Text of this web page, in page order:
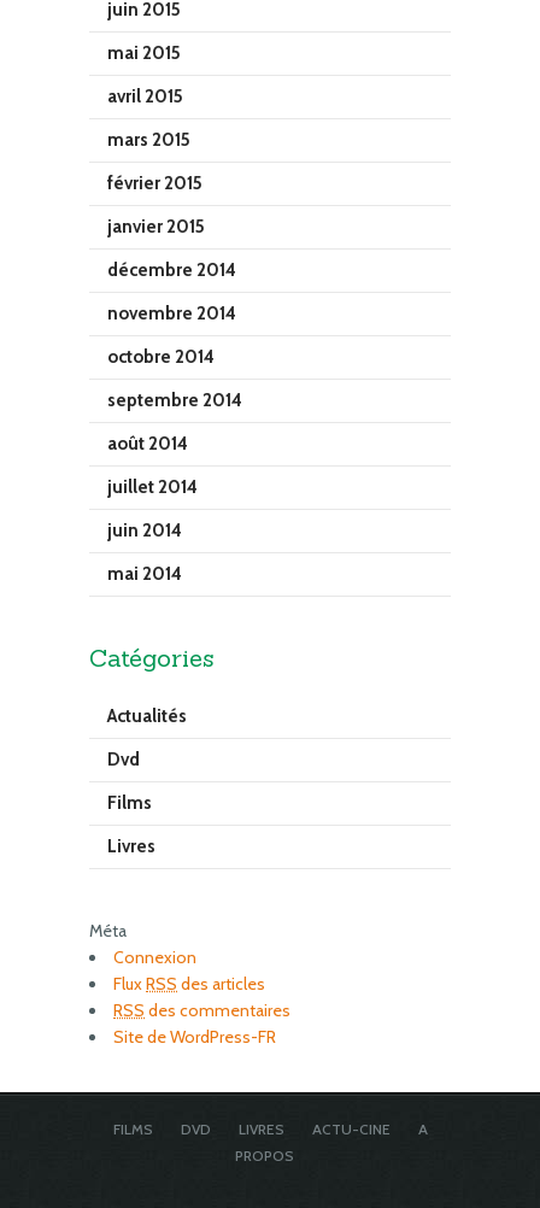
juin 2015
mai 2015
avril 2015
mars 2015
février 2015
janvier 2015
décembre 2014
novembre 2014
octobre 2014
septembre 2014
août 2014
juillet 2014
juin 2014
mai 2014
Catégories
Actualités
Dvd
Films
Livres
Méta
Connexion
FluxRSS des articles
RSS des commentaires
Site de WordPress-FR
FILMS DVD LIVRES ACTU-CINE
A
PROPOS